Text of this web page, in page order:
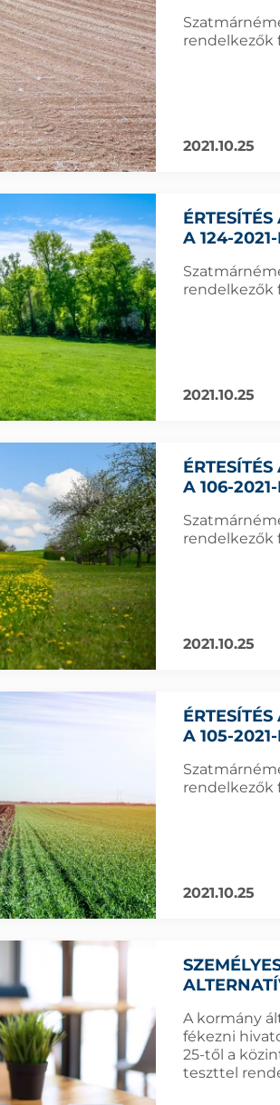
rendelkezők
2021.10.25
A 124-
rendelkezők
2021.10.25
A 106-
rendelkezők
2021.10.25
A 105-
rendelkezők
2021.10.25
A kormány
fékezni
25-től a
teszttel